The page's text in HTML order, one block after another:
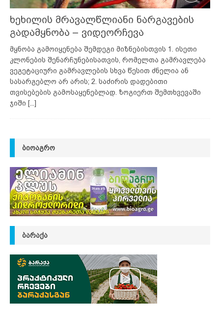
ხეხილის მრავალწლიანი ნარგავების
გადამყნობა – ვიდეორჩევა
მყნობა გამოიყენება შემდეგი მიზნებისთვის 1. ისეთი
კლონების შენარჩუნებისათვის, რომელთა გამრავლება
ვეგეტაციური გამრავლების სხვა წესით ძნელია ან
სასარგებლო არ არის; 2. საძირის დადებითი
თვისებების გამოსაყენებლად. ზოგიერთ შემთხვევაში
ჯიში [...]
ᲑᲘᲝᲐᲒᲠᲝ
ᲑᲐᲠᲐᲥᲐ